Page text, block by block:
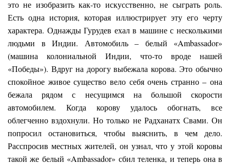
это не изобразить как-то искусственно, не сыграть роль.
Есть одна история, которая иллюстрирует эту его черту
характера. Однажды Гурудев ехал в машине с несколькими
людьми в Индии. Автомобиль – белый «Ambassador»
(машина колониальной Индии, что-то вроде нашей
«Победы»). Вдруг на дорогу выбежала корова. Это обычно
спокойное живое существо вело себя очень странно – она
бежала рядом с несущимся на большой скорости
автомобилем. Когда корову удалось обогнать, все
облегченно вздохнули. Но только не Радханатх Свами. Он
попросил остановиться, чтобы выяснить, в чем дело.
Расспросив местных жителей, он узнал, что у этой коровы
такой же белый «Ambassador» сбил теленка, и теперь она в